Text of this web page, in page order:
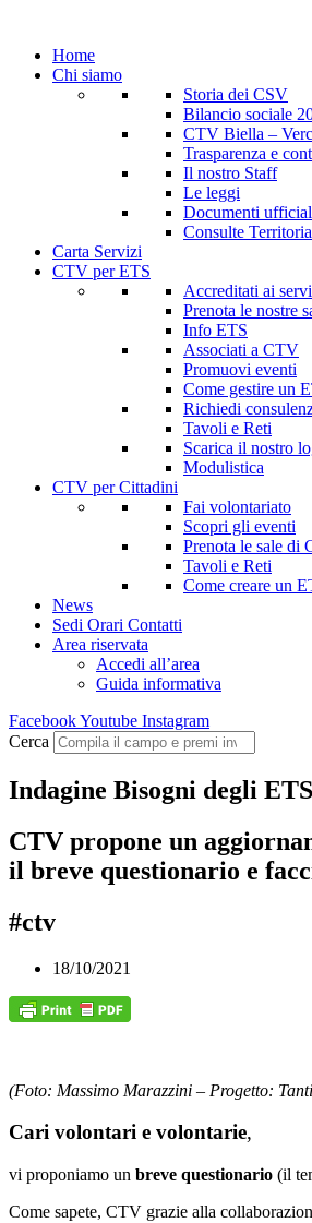
Home
Chi siamo
Storia dei CSV
Bilancio sociale
CTV Biella –
Trasparenza e
Il nostro Staff
Le leggi
Documenti
Consulte
Carta Servizi
CTV per ETS
Accreditati ai
Prenota le nostre
Info ETS
Associati a CTV
Promuovi eventi
Come gestire un
Richiedi
Tavoli e Reti
Scarica il nostro
Modulistica
CTV per Cittadini
Fai volontariato
Scopri gli eventi
Prenota le sale di
Tavoli e Reti
Come creare un
News
Sedi Orari Contatti
Area riservata
Accedi all’area
Guida informativa
FacebookYoutube Instagram
Cerca
Indagine Bisogni degli
CTV propone un
il breve questionario e
#ctv
18/10/2021
(Foto: Massimo Marazzini – Progetto:
Cari volontari e volontarie,
vi proponiamo un breve questionario (il
Come sapete, CTV grazie alla